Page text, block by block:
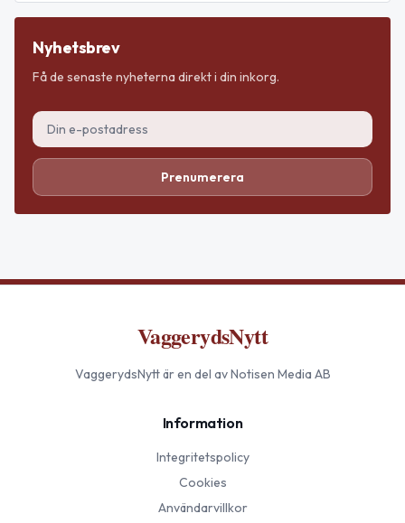
Nyhetsbrev
Få de senaste nyheterna direkt i din inkorg.
Prenumerera
VaggerydsNytt
VaggerydsNyttär en del av Notisen Media AB
Information
Integritetspolicy
Cookies
Användarvillkor